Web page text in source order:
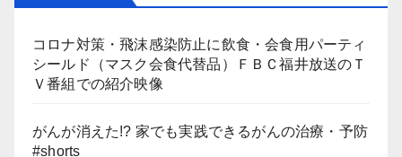
コロナ対策・飛沫感染防止に飲食・会食用パーティ
シールド（マスク会食代替品）ＦＢＣ福井放送のＴ
Ｖ番組での紹介映像
がんが消えた!? 家でも実践できるがんの治療・予防
#shorts